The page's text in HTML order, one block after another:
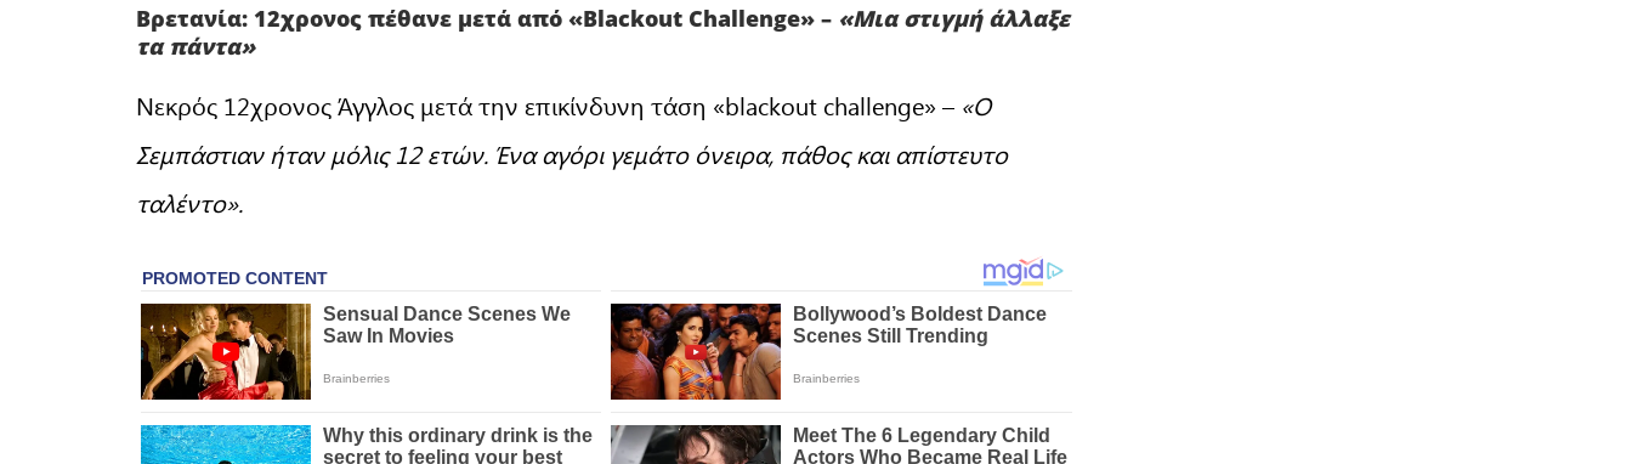
Βρετανία: 12χρονος πέθανε μετά από «Blackout Challenge» – «Μια στιγμή άλλαξε
τα πάντα»
Νεκρός 12χρονος Άγγλος μετά την επικίνδυνη τάση «blackout challenge» – «Ο
Σεμπάστιαν ήταν μόλις 12 ετών. Ένα αγόρι γεμάτο όνειρα, πάθος και απίστευτο
ταλέντο».